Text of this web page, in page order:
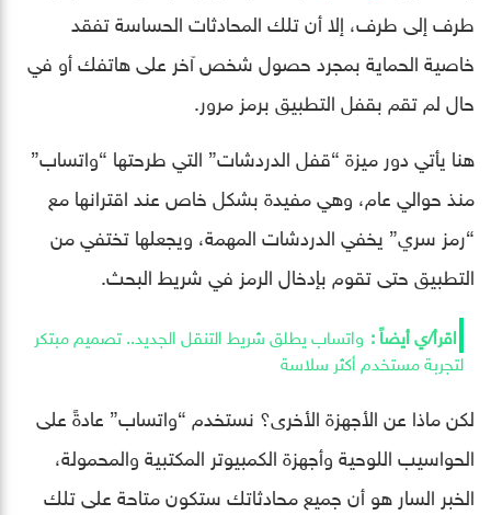
طرف إلى طرف، إلا أن تلك المحادثات الحساسة تفقد
خاصية الحماية بمجرد حصول شخص آخر على هاتفك أو في
حال لم تقم بقفل التطبيق برمز مرور.
هنا يأتي دور ميزة “قفل الدردشات” التي طرحتها “واتساب”
منذ حوالي عام، وهي مفيدة بشكل خاص عند اقترانها مع
“رمز سري” يخفي الدردشات المهمة، ويجعلها تختفي من
التطبيق حتى تقوم بإدخال الرمز في شريط البحث.
واتساب يطلق شريط التنقل الجديد.. تصميم مبتكر
لتجربة مستخدم أكثر سلاسة
لكن ماذا عن الأجهزة الأخرى؟ نستخدم “واتساب” عادةً على
الحواسيب اللوحية وأجهزة الكمبيوتر المكتبية والمحمولة،
الخبر السار هو أن جميع محادثاتك ستكون متاحة على تلك